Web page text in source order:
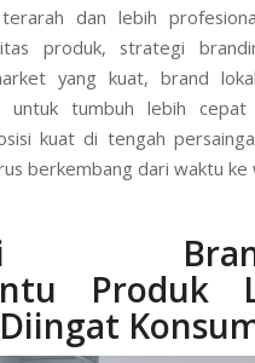
dan lebih
produk, strategi
yang kuat, brand
untuk tumbuh lebih cepat
kuat di tengah
berkembang dari waktu ke
Produk